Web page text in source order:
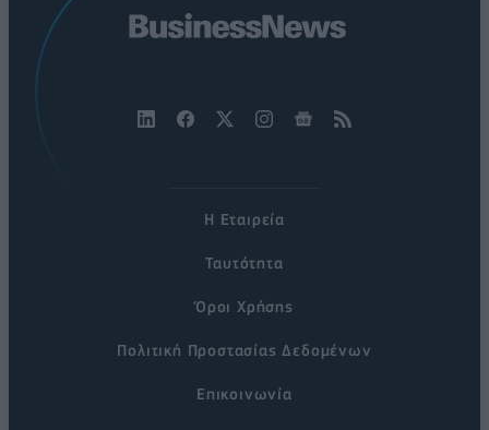
Η Εταιρεία
Ταυτότητα
Όροι Χρήσης
Πολιτική Προστασίας Δεδομένων
Επικοινωνία